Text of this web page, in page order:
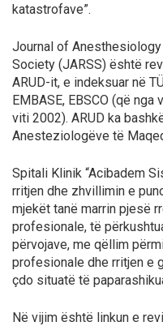
katastrofave”.
Journal of
Society (JARSS) është
ARUD-it, e indeksuar në
EMBASE, EBSCO (që
viti 2002). ARUD ka
Anesteziologëve të
Spitali Klinik “Acibadem
rritjen dhe zhvillimin e
mjekët tanë marrin pjesë
profesionale, të
përvojave, me qëllim
profesionale dhe rritjen e
çdo situatë të
Në vijim është linkun e